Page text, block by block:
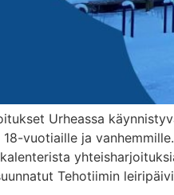
Urheassa
18-vuotiaille ja
Tehotiimin